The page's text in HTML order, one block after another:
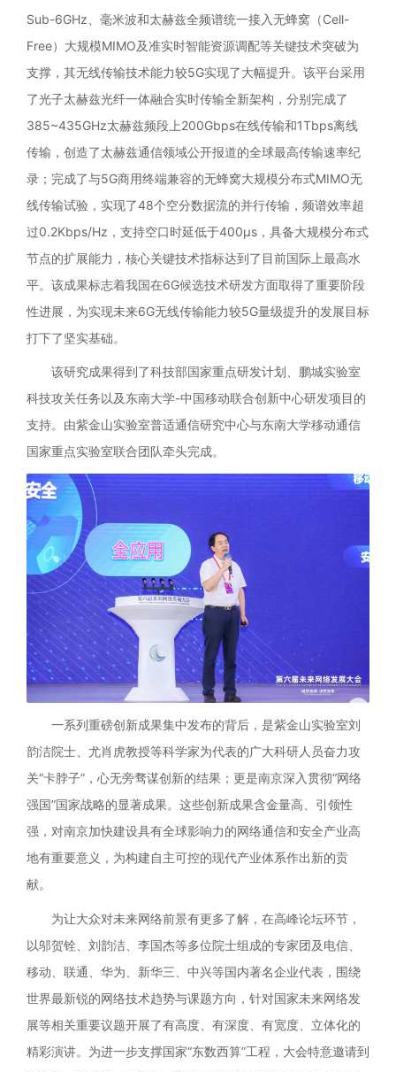
Sub-6GHz、毫米波和太赫兹全频谱统一接入无蜂窝（Cell-
Free）大规模MIMO及准实时智能资源调配等关键技术突破为
支撑，其无线传输技术能力较5G实现了大幅提升。该平台采用
了光子太赫兹光纤一体融合实时传输全新架构，分别完成了
385~435GHz太赫兹频段上200Gbps在线传输和1Tbps离线
传输，创造了太赫兹通信领域公开报道的全球最高传输速率纪
录；完成了与5G商用终端兼容的无蜂窝大规模分布式MIMO无
线传输试验，实现了48个空分数据流的并行传输，频谱效率超
过0.2Kbps/Hz，支持空口时延低于400μs，具备大规模分布式
节点的扩展能力，核心关键技术指标达到了目前国际上最高水
平。该成果标志着我国在6G候选技术研发方面取得了重要阶段
性进展，为实现未来6G无线传输能力较5G量级提升的发展目标
打下了坚实基础。
该研究成果得到了科技部国家重点研发计划、鹏城实验室
科技攻关任务以及东南大学-中国移动联合创新中心研发项目的
支持。由紫金山实验室普适通信研究中心与东南大学移动通信
国家重点实验室联合团队牵头完成。
一系列重磅创新成果集中发布的背后，是紫金山实验室刘
韵洁院士、尤肖虎教授等科学家为代表的广大科研人员奋力攻
关“卡脖子”，心无旁骛谋创新的结果；更是南京深入贯彻“网络
强国”国家战略的显著成果。这些创新成果含金量高、引领性
强，对南京加快建设具有全球影响力的网络通信和安全产业高
地有重要意义，为构建自主可控的现代产业体系作出新的贡
献。
为让大众对未来网络前景有更多了解，在高峰论坛环节，
以邬贺铨、刘韵洁、李国杰等多位院士组成的专家团及电信、
移动、联通、华为、新华三、中兴等国内著名企业代表，围绕
世界最新锐的网络技术趋势与课题方向，针对国家未来网络发
展等相关重要议题开展了有高度、有深度、有宽度、立体化的
精彩演讲。为进一步支撑国家“东数西算”工程，大会特意邀请到